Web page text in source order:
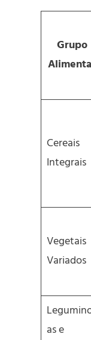
Grupo
Cereais
Integrais
Vegetais
Variados
as e